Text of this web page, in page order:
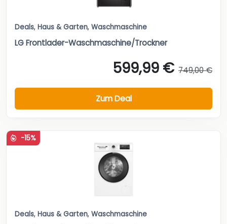
Deals, Haus & Garten, Waschmaschine
LG Frontlader-Waschmaschine/Trockner
599,99 € 749,00 €
Zum Deal
-15%
Deals, Haus & Garten, Waschmaschine